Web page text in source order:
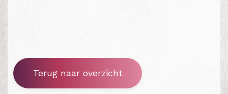
Terug naar overzicht